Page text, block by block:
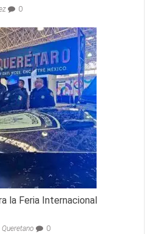
0
la Feria Internacional
0